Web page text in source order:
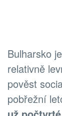
Bulharsko
relativně
pověst
pobřežní